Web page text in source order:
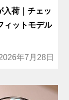
入荷｜チェッ
ィットモデル
年7月28日